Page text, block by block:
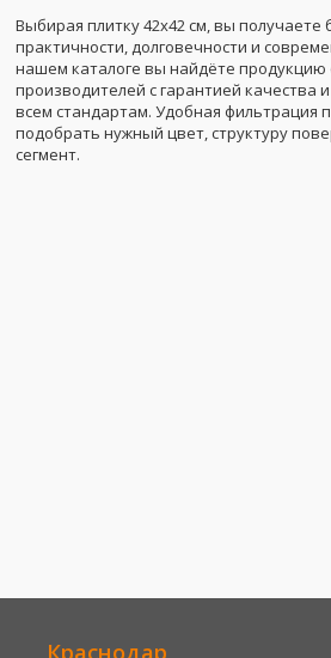
Выбирая плитку 42x42 см, вы получаете
практичности, долговечности и
нашем каталоге вы найдёте продукцию
производителей с гарантией качества
всем стандартам. Удобная фильтрация
подобрать нужный цвет, структуру
сегмент.
Краснодар